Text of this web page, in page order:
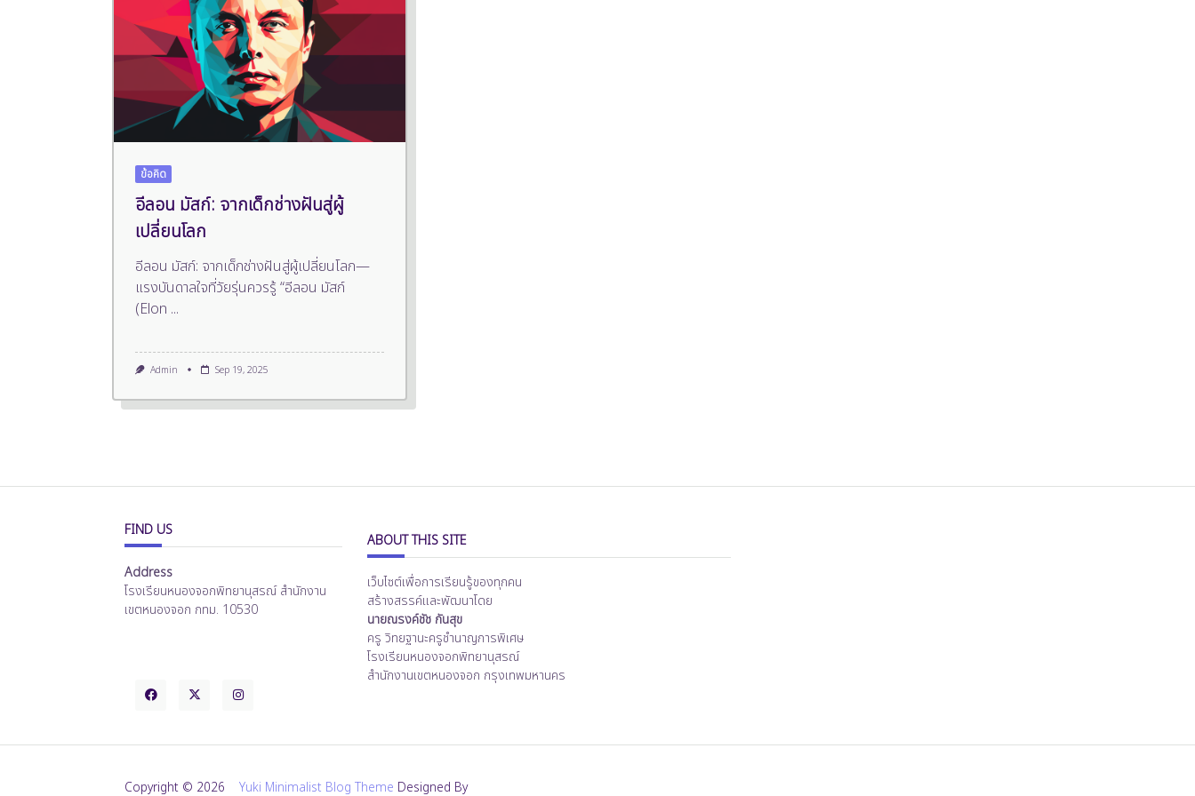
ข้อคิด
อีลอน มัสก์: จากเด็กช่างฝันสู่ผู้
เปลี่ยนโลก
อีลอน มัสก์: จากเด็กช่างฝันสู่ผู้เปลี่ยนโลก—
แรงบันดาลใจที่วัยรุ่นควรรู้ “อีลอน มัสก์
(Elon ...
Admin Sep 19, 2025
FIND US
Address
โรงเรียนหนองจอกพิทยานุสรณ์ สำนักงาน
เขตหนองจอก กทม. 10530
ABOUT THIS SITE
เว็บไซต์เพื่อการเรียนรู้ของทุกคน
สร้างสรรค์และพัฒนาโดย
นายณรงค์ชัช กันสุข
ครู วิทยฐานะครูชำนาญการพิเศษ
โรงเรียนหนองจอกพิทยานุสรณ์
สำนักงานเขตหนองจอก กรุงเทพมหานคร
Copyright © 2026 Yuki Minimalist Blog Theme Designed By